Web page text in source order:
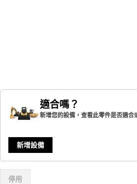
適合嗎？
新增您的設備，查看此零件是否適合
新增設備
停用